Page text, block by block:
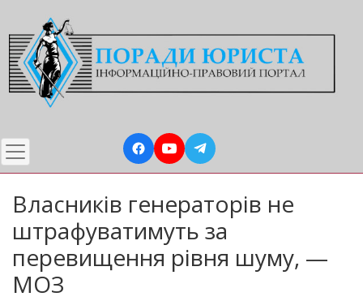
до
основного
вмісту
Власників генераторів не
штрафуватимуть за
перевищення рівня шуму, —
МОЗ